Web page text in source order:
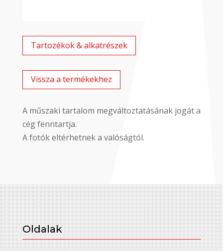
Tartozékok & alkatrészek
Vissza a termékekhez
A műszaki tartalom megváltoztatásának jogát a
cég fenntartja.
A fotók eltérhetnek a valóságtól.
Oldalak